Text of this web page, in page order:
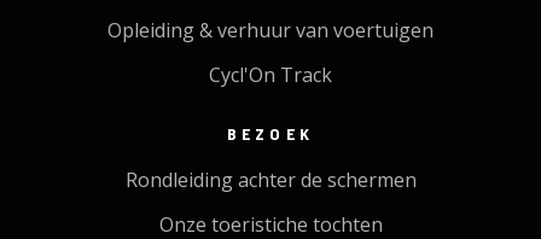
Opleiding & verhuur van voertuigen
Cycl'On Track
BEZOEK
Rondleiding achter de schermen
Onze toeristiche tochten